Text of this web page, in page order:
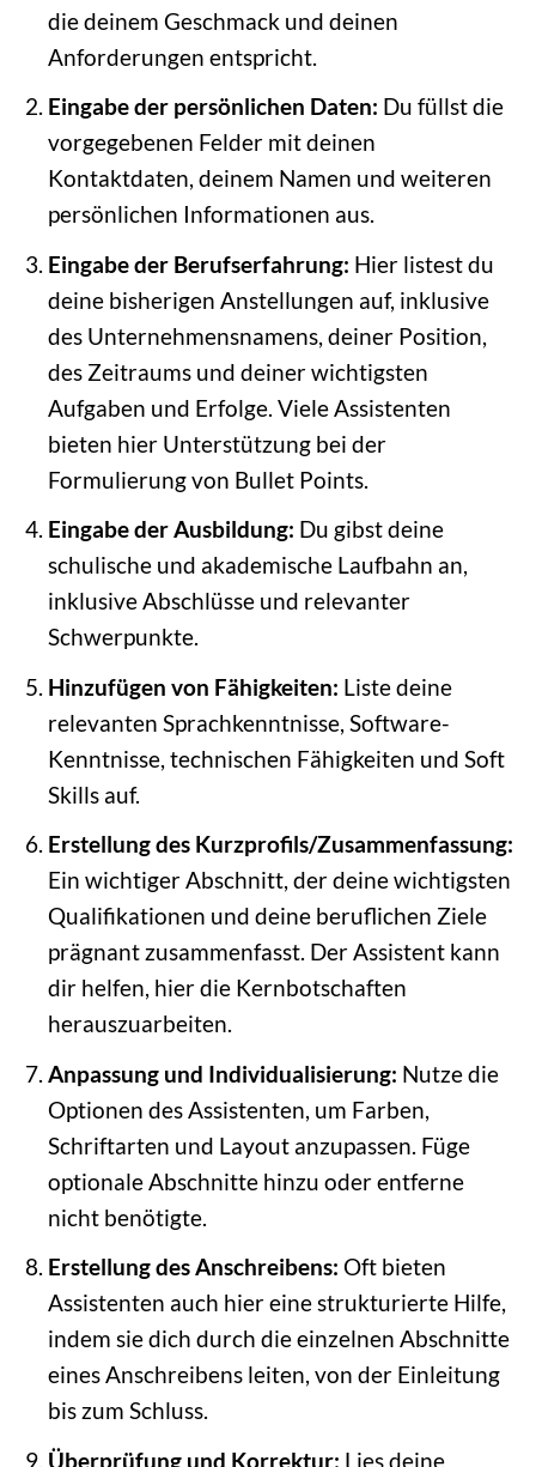
die deinem Geschmack und deinen
Anforderungen entspricht.
Eingabe der persönlichen Daten: Du füllst die
vorgegebenen Felder mit deinen
Kontaktdaten, deinem Namen und weiteren
persönlichen Informationen aus.
Eingabe der Berufserfahrung: Hier listest du
deine bisherigen Anstellungen auf, inklusive
des Unternehmensnamens, deiner Position,
des Zeitraums und deiner wichtigsten
Aufgaben und Erfolge. Viele Assistenten
bieten hier Unterstützung bei der
Formulierung von Bullet Points.
Eingabe der Ausbildung: Du gibst deine
schulische und akademische Laufbahn an,
inklusive Abschlüsse und relevanter
Schwerpunkte.
Hinzufügen von Fähigkeiten: Liste deine
relevanten Sprachkenntnisse, Software-
Kenntnisse, technischen Fähigkeiten und Soft
Skills auf.
Erstellung des Kurzprofils/Zusammenfassung:
Ein wichtiger Abschnitt, der deine wichtigsten
Qualifikationen und deine beruflichen Ziele
prägnant zusammenfasst. Der Assistent kann
dir helfen, hier die Kernbotschaften
herauszuarbeiten.
Anpassung und Individualisierung: Nutze die
Optionen des Assistenten, um Farben,
Schriftarten und Layout anzupassen. Füge
optionale Abschnitte hinzu oder entferne
nicht benötigte.
Erstellung des Anschreibens: Oft bieten
Assistenten auch hier eine strukturierte Hilfe,
indem sie dich durch die einzelnen Abschnitte
eines Anschreibens leiten, von der Einleitung
bis zum Schluss.
Überprüfung und Korrektur: Lies deine